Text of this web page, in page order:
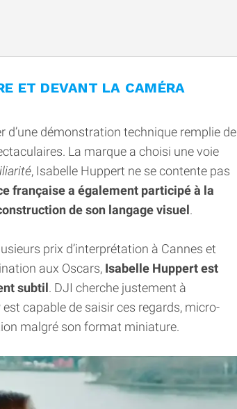
ET DEVANT LA CAMÉRA
démonstration technique remplie de
La marque a choisi une voie
, Isabelle Huppert ne se contente pas
française a également participé à la
de son langage visuel.
prix d’interprétation à Cannes et
aux Oscars, Isabelle Huppert est
subtil. DJI cherche justement à
capable de saisir ces regards, micro-
malgré son format miniature.